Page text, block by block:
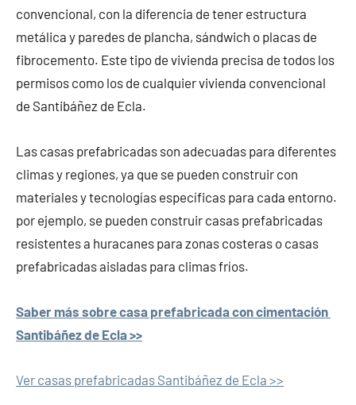
convencional, con la diferencia de tener estructura
metálica y paredes de plancha, sándwich o placas de
fibrocemento. Este tipo de vivienda precisa de todos los
permisos como los de cualquier vivienda convencional
de Santibáñez de Ecla.
Las casas prefabricadas son adecuadas para diferentes
climas y regiones, ya que se pueden construir con
materiales y tecnologías específicas para cada entorno.
por ejemplo, se pueden construir casas prefabricadas
resistentes a huracanes para zonas costeras o casas
prefabricadas aisladas para climas fríos.
Saber más sobre casa prefabricada con cimentación
Santibáñez de Ecla >>
Ver casas prefabricadas Santibáñez de Ecla >>